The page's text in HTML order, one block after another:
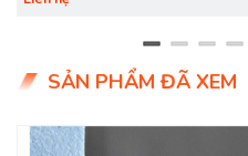
SẢN PHẨM ĐÃ XEM